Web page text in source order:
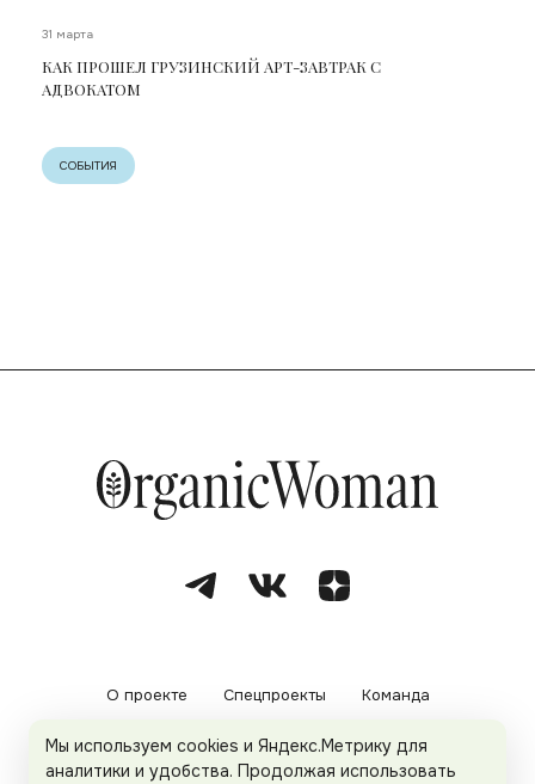
31 марта
КАК ПРОШЕЛ ГРУЗИНСКИЙ АРТ-ЗАВТРАК С
АДВОКАТОМ
СОБЫТИЯ
О проекте Спецпроекты Команда
Рекламодателям Политика конфиденциальности
Мы используем cookies и Яндекс.Метрику для
аналитики и удобства. Продолжая использовать